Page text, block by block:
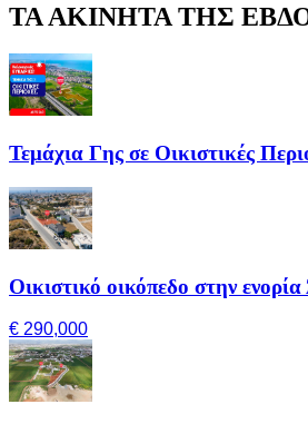
ΤΑ ΑΚΙΝΗΤΑ ΤΗΣ
Τεμάχια Γης σε Οικιστικές
Οικιστικό οικόπεδο στην
€ 290,000